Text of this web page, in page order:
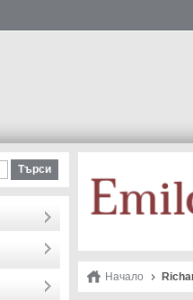
Начало
Търси